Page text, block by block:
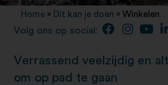
Home » Dit kan je doen » Winkelen
Volg ons op social:
Verrassend veelzijdig en
om op pad te gaan